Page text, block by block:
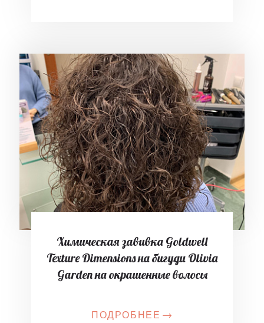
Химическая завивка Goldwell
Texture Dimensions на бигуди Olivia
Garden на окрашенные волосы
ПОДРОБНЕЕ